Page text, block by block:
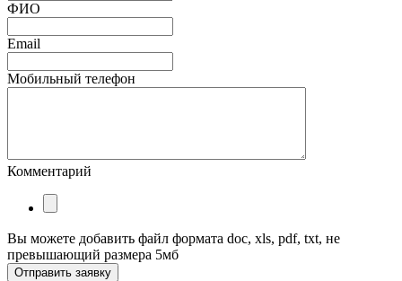
ФИО
Email
Мобильный телефон
Комментарий
Вы можете добавить файл формата doc, xls, pdf, txt, не
превышающий размера 5мб
Отправить заявку